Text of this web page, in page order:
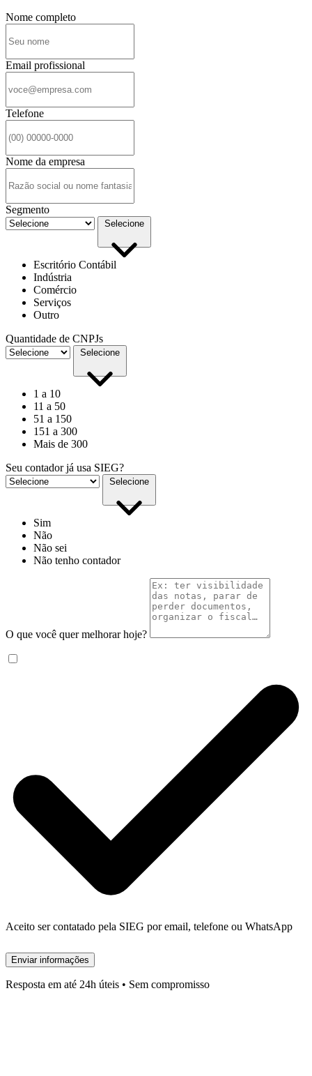
Nome completo
Email profissional
Telefone
Nome da empresa
Segmento
Selecione
Escritório Contábil
Indústria
Comércio
Serviços
Outro
Quantidade de CNPJs
Selecione
1 a 10
11 a 50
51 a 150
151 a 300
Mais de 300
Seu contador já usa SIEG?
Selecione
Sim
Não
Não sei
Não tenho contador
O que você quer melhorar hoje?
Aceito ser contatado pela SIEG por email, telefone ou WhatsApp
Enviar informações
Resposta em até 24h úteis • Sem compromisso